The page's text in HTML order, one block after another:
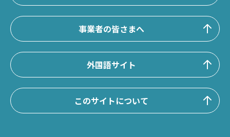
事業者の皆さまへ
外国語サイト
このサイトについて